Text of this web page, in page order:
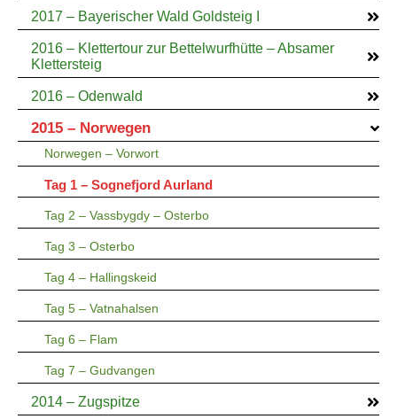
2017 – Bayerischer Wald Goldsteig I
2016 – Klettertour zur Bettelwurfhütte – Absamer
Klettersteig
2016 – Odenwald
2015 – Norwegen
Norwegen – Vorwort
Tag 1 – Sognefjord Aurland
Tag 2 – Vassbygdy – Osterbo
Tag 3 – Osterbo
Tag 4 – Hallingskeid
Tag 5 – Vatnahalsen
Tag 6 – Flam
Tag 7 – Gudvangen
2014 – Zugspitze